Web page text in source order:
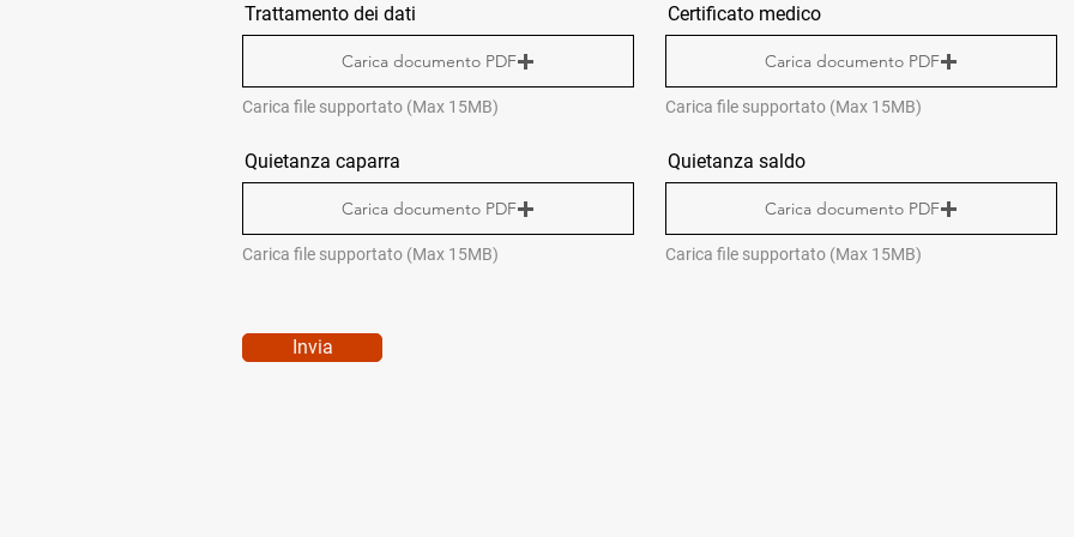
Trattamento dei dati
Carica documento PDF
Carica file supportato (Max 15MB)
Certificato medico
Carica documento PDF
Carica file supportato (Max 15MB)
Quietanza caparra
Carica documento PDF
Carica file supportato (Max 15MB)
Quietanza saldo
Carica documento PDF
Carica file supportato (Max 15MB)
Invia